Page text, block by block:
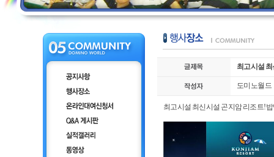
최고시설
도미노월드
최고시설 최신시설 곤지암 리조트!